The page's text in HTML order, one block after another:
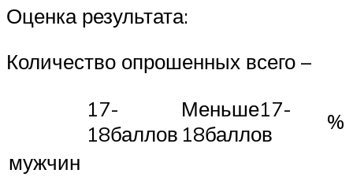
Оценка результата:
Количество опрошенных всего –
17-
18баллов
Меньше17-
18баллов
%
мужчин